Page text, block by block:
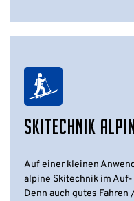
SKITECHNIK ALPIN
Auf einer kleinen
alpine Skitechnik im
Denn auch gutes